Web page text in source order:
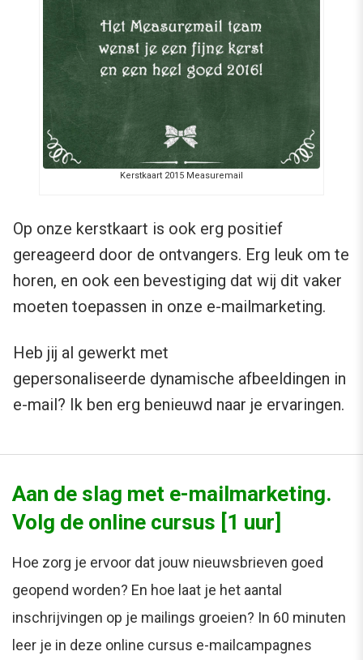
Kerstkaart 2015 Measuremail
Op onze kerstkaart is ook erg positief
gereageerd door de ontvangers. Erg leuk om te
horen, en ook een bevestiging dat wij dit vaker
moeten toepassen in onze e-mailmarketing.
Heb jij al gewerkt met
gepersonaliseerde dynamische afbeeldingen in
e-mail? Ik ben erg benieuwd naar je ervaringen.
Aan de slag met e-mailmarketing.
Volg de online cursus [1 uur]
Hoe zorg je ervoor dat jouw nieuwsbrieven goed
geopend worden? En hoe laat je het aantal
inschrijvingen op je mailings groeien? In 60 minuten
leer je in deze online cursus e-mailcampagnes